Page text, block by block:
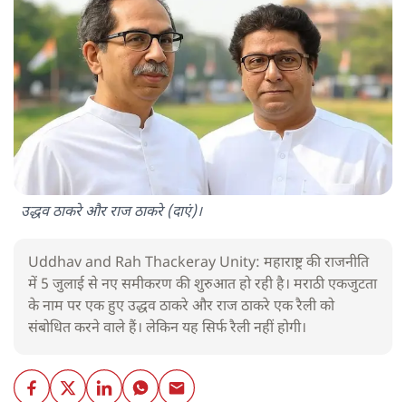
उद्धव ठाकरे और राज ठाकरे (दाएं)।
Uddhav and Rah Thackeray Unity: महाराष्ट्र की राजनीति
में 5 जुलाई से नए समीकरण की शुरुआत हो रही है। मराठी एकजुटता
के नाम पर एक हुए उद्धव ठाकरे और राज ठाकरे एक रैली को
संबोधित करने वाले हैं। लेकिन यह सिर्फ रैली नहीं होगी।